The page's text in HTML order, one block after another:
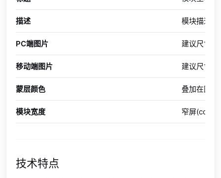
描述 模块描述文
PC端图片 建议尺寸
移动端图片 建议尺寸
蒙层颜色 叠加在图
模块宽度 窄屏
技术特点